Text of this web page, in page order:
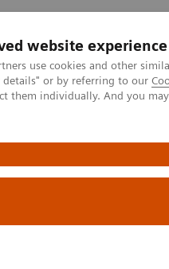
website experience
use cookies and other
details" or by referring to our
them individually. And you
Especialidades Clínicas